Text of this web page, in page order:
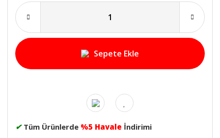
Sepete Ekle
✔ Tüm Ürünlerde %5 Havale İndirimi